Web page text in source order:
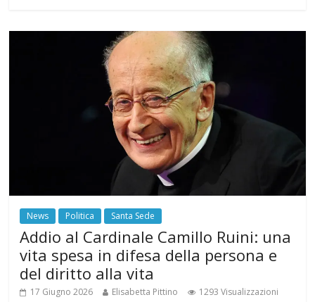
News Politica Santa Sede
Addio al Cardinale Camillo Ruini: una
vita spesa in difesa della persona e
del diritto alla vita
17 Giugno 2026 Elisabetta Pittino
1293 Visualizzazioni